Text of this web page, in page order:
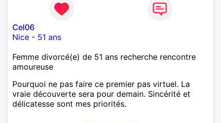
Cel06
Nice - 51 ans
Femme divorcé(e) de 51 ans recherche rencontre
amoureuse
Pourquoi ne pas faire ce premier pas virtuel. La
vraie découverte sera pour demain. Sincérité et
délicatesse sont mes priorités.